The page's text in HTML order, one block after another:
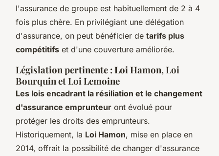
l'assurance de groupe est habituellement de 2 à 4
fois plus chère. En privilégiant une délégation
d'assurance, on peut bénéficier de tarifs plus
compétitifs et d'une couverture améliorée.
Législation pertinente : Loi Hamon, Loi
Bourquin et Loi Lemoine
Les lois encadrant la résiliation et le changement
d'assurance emprunteur ont évolué pour
protéger les droits des emprunteurs.
Historiquement, la Loi Hamon, mise en place en
2014, offrait la possibilité de changer d'assurance